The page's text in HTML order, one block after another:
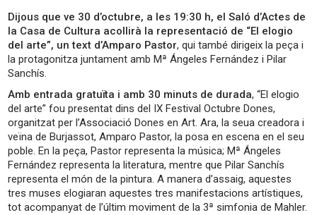
Dijous que ve 30 d’octubre, a les 19:30 h, el Saló d’Actes de
la Casa de Cultura acollirà la representació de “El elogio
del arte”, un text d’Amparo Pastor, qui també dirigeix la peça i
la protagonitza juntament amb Mª Ángeles Fernández i Pilar
Sanchís.
Amb entrada gratuïta i amb 30 minuts de durada, “El elogio
del arte” fou presentat dins del IX Festival Octubre Dones,
organitzat per l’Associació Dones en Art. Ara, la seua creadora i
veïna de Burjassot, Amparo Pastor, la posa en escena en el seu
poble. En la peça, Pastor representa la música; Mª Ángeles
Fernández representa la literatura, mentre que Pilar Sanchís
representa el món de la pintura. A manera d’assaig, aquestes
tres muses elogiaran aquestes tres manifestacions artístiques,
tot acompanyat de l’últim moviment de la 3ª simfonia de Mahler.